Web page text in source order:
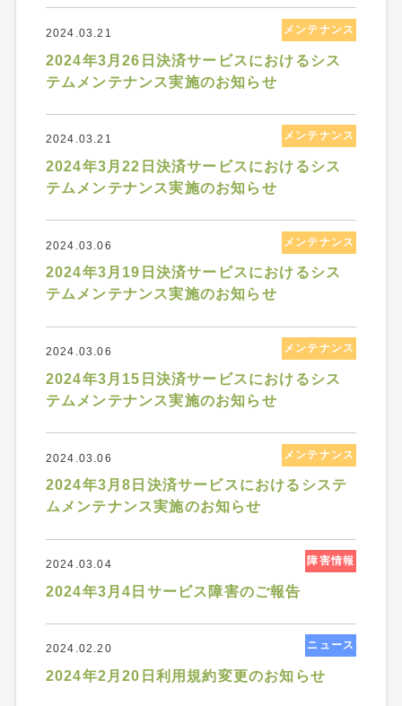
2024.03.21
2024年3月26日決済サービスにおけるシス
テムメンテナンス実施のお知らせ
メンテナンス
2024.03.21
2024年3月22日決済サービスにおけるシス
テムメンテナンス実施のお知らせ
メンテナンス
2024.03.06
2024年3月19日決済サービスにおけるシス
テムメンテナンス実施のお知らせ
メンテナンス
2024.03.06
2024年3月15日決済サービスにおけるシス
テムメンテナンス実施のお知らせ
メンテナンス
2024.03.06
2024年3月8日決済サービスにおけるシステ
ムメンテナンス実施のお知らせ
メンテナンス
2024.03.04
2024年3月4日サービス障害のご報告
障害情報
2024.02.20
2024年2月20日利用規約変更のお知らせ
ニュース